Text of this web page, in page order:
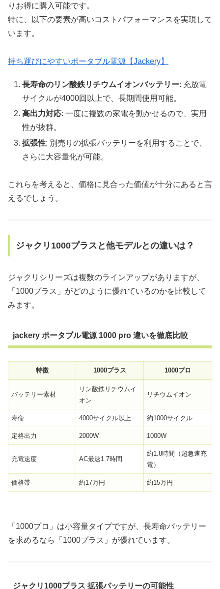
りお得に購入可能です。
特に、以下の要素が高いコストパフォーマンスを実現して
います。
持ち運びにやすいポータブル電源【Jackery】
長寿命のリン酸鉄リチウムイオンバッテリー: 充放電
サイクルが4000回以上で、長期間使用可能。
高出力対応: 一度に複数の家電を動かせるので、実用
性が抜群。
拡張性: 別売りの拡張バッテリーを利用することで、
さらに大容量化が可能。
これらを考えると、価格に見合った価値が十分にあると言
えるでしょう。
ジャクリ1000プラスと他モデルとの違いは？
ジャクリシリーズは複数のラインアップがありますが、
「1000プラス」がどのように優れているのかを比較して
みます。
jackery ポータブル電源 1000 pro 違いを徹底比較
特徴 1000プラス 1000プロ
バッテリー素材
リン酸鉄リチウムイ
オン
リチウムイオン
寿命 4000サイクル以上 約1000サイクル
定格出力 2000W 1000W
充電速度 AC最速1.7時間
約1.8時間（超急速充
電）
価格帯 約17万円 約15万円
「1000プロ」は小容量タイプですが、長寿命バッテリー
を求めるなら「1000プラス」が優れています。
ジャクリ1000プラス 拡張バッテリーの可能性